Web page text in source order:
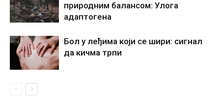
природним балансом: Улога
адаптогена
Бол у леђима који се шири: сигнал
да кичма трпи